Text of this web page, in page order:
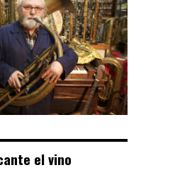
el vino